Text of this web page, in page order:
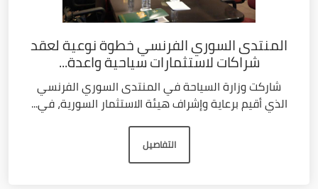
المنتدى السوري الفرنسي خطوة نوعية لعقد
شراكات لاستثمارات سياحية واعدة...
شاركت وزارة السياحة في المنتدى السوري الفرنسي
الذي أقيم برعاية وإشراف هيئة الاستثمار السورية، في...
التفاصيل